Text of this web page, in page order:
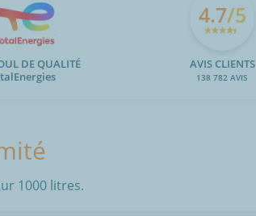
DE QUALITÉ
4.7/5
AVIS CLIENTS
138 782 AVIS
1000 litres.